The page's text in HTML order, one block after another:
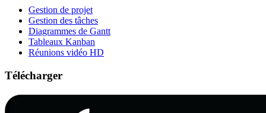
Gestion de projet
Gestion des tâches
Diagrammes de Gantt
Tableaux Kanban
Réunions vidéo HD
Télécharger